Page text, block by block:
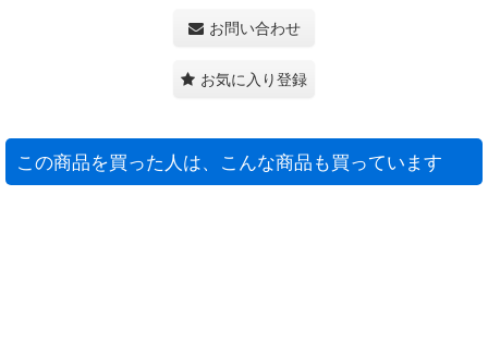
お問い合わせ
お気に入り登録
この商品を買った人は、こんな商品も買っています